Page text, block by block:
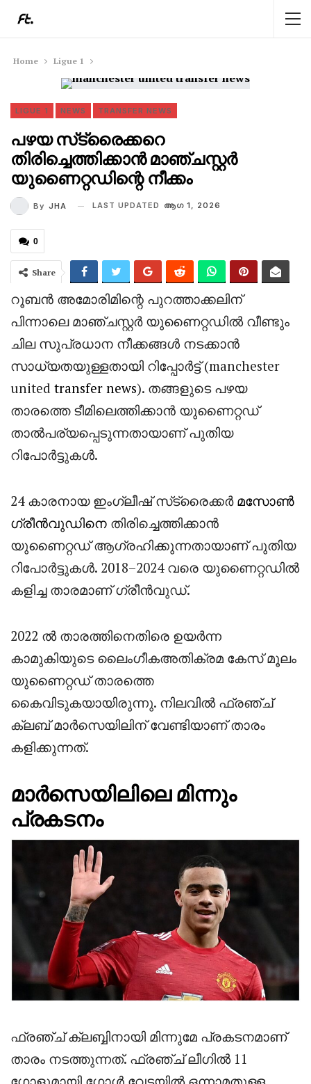
Home Ligue 1
LIGUE 1 NEWS TRANSFER NEWS
പഴയ സ്‌ട്രൈക്കറെ
തിരിച്ചെത്തിക്കാൻ മാഞ്ചസ്റ്റർ
യുണൈറ്റഡിന്റെ നീക്കം
By JHA LAST UPDATED ആഗ 1, 2026
0
Share
റൂബൻ അമോരിമിന്റെ പുറത്താക്കലിന്
പിന്നാലെ മാഞ്ചസ്റ്റർ യുണൈറ്റഡിൽ വീണ്ടും
ചില സുപ്രധാന നീക്കങ്ങൾ നടക്കാൻ
സാധ്യതയുള്ളതായി റിപ്പോർട്ട് (manchester
united transfer news). തങ്ങളുടെ പഴയ
താരത്തെ ടീമിലെത്തിക്കാൻ യുണൈറ്റഡ്
താൽപര്യപ്പെടുന്നതായാണ് പുതിയ
റിപോർട്ടുകൾ.
24 കാരനായ ഇംഗ്ലീഷ് സ്‌ട്രൈക്കർ മസോൺ
ഗ്രീൻവുഡിനെ തിരിച്ചെത്തിക്കാൻ
യുണൈറ്റഡ് ആഗ്രഹിക്കുന്നതായാണ് പുതിയ
റിപോർട്ടുകൾ. 2018–2024 വരെ യുണൈറ്റഡിൽ
കളിച്ച താരമാണ് ഗ്രീൻവുഡ്.
2022 ൽ താരത്തിനെതിരെ ഉയർന്ന
കാമുകിയുടെ ലൈംഗീകഅതിക്രമ കേസ് മൂലം
യുണൈറ്റഡ് താരത്തെ
കൈവിടുകയായിരുന്നു. നിലവിൽ ഫ്രഞ്ച്
ക്ലബ് മാർസെയിലിന് വേണ്ടിയാണ് താരം
കളിക്കുന്നത്.
മാർസെയിലിലെ മിന്നും
പ്രകടനം
ഫ്രഞ്ച് ക്ലബ്ബിനായി മിന്നുമേ പ്രകടനമാണ്
താരം നടത്തുന്നത്. ഫ്രഞ്ച് ലീഗിൽ 11